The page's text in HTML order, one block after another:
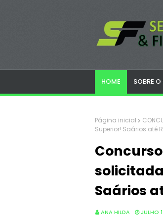
HOME SOBRE O
Página inicial
Superior! Saários até
Saários
ANA HILDA JULHO